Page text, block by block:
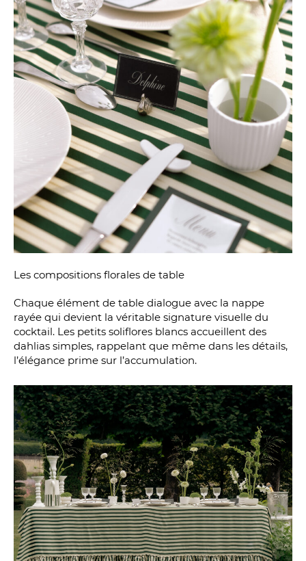
Les compositions florales de table
Chaque élément de table dialogue avec la nappe
rayée qui devient la véritable signature visuelle du
cocktail. Les petits soliflores blancs accueillent des
dahlias simples, rappelant que même dans les détails,
l’élégance prime sur l’accumulation.